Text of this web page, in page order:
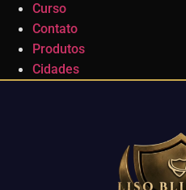
Curso
Contato
Produtos
Cidades